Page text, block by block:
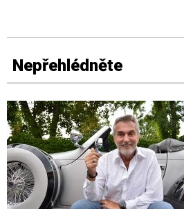
Nepřehlédněte